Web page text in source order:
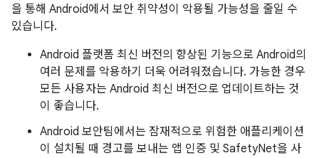
을 통해 Android에서 보안 취약성이 악용될 가능성을 줄일 수
있습니다.
Android 플랫폼 최신 버전의 향상된 기능으로 Android의
여러 문제를 악용하기 더욱 어려워졌습니다. 가능한 경우
모든 사용자는 Android 최신 버전으로 업데이트하는 것
이 좋습니다.
Android 보안팀에서는 잠재적으로 위험한 애플리케이션
이 설치될 때 경고를 보내는 앱 인증 및 SafetyNet을 사